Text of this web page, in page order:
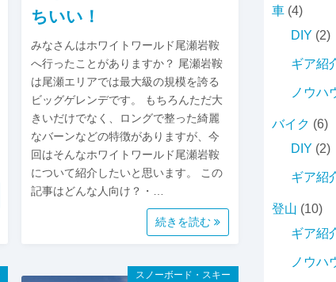
ちいい！
みなさんはホワイトワールド尾瀬岩鞍
へ行ったことがありますか？ 尾瀬岩鞍
は尾瀬エリアでは最大級の規模を誇る
ビッグゲレンデです。 もちろんただ大
きいだけでなく、ロングで整った綺麗
なバーンなどの特徴がありますが、今
回はそんなホワイトワールド尾瀬岩鞍
について紹介したいと思います。 この
記事はどんな人向け？・…
続きを読む
スノーボード・スキー
車 (4)
DIY (2)
ギア紹
ノウハ
バイク (6)
DIY (2)
ギア紹
登山 (10)
ギア紹
ノウハ